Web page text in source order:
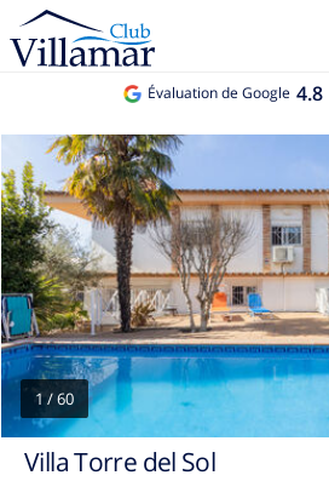
Évaluation de Google 4.8
1/60
Villa Torre del Sol